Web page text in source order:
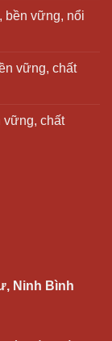
bền vững, nổi
vững, chất
vững, chất
Ninh Bình